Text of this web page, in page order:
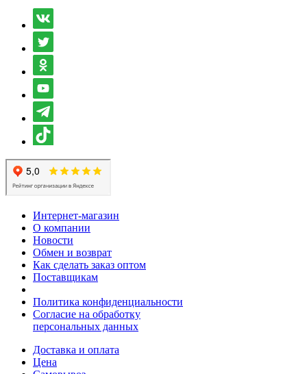
Интернет-магазин
О компании
Новости
Обмен и возврат
Как сделать заказ оптом
Поставщикам
Политика конфиденциальности
Согласие на обработку
персональных данных
Доставка и оплата
Цена